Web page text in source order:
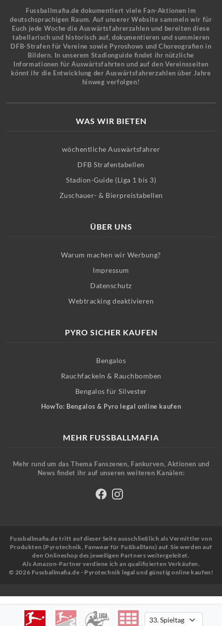
Fussballmafia.de dokumentiert viele Fan-Aktionen im
deutschsprachigen Raum. Auf unserer Website sammeln wir für
Euch jede Woche die Auswärtsfahrerzahlen und bereiten diese
tabellarisch und historisch auf, dokumentieren und summieren
DFB-Strafen für Vereine sowie Pyroshows und Choreografien in
Bildern. In unserem Stadionguide findet ihr nützliche
Informationen für Auswärtsfahrten und auf den Vereinsseiten
könnt ihr die Entwicklung der Auswärtsfahrerzahlen über Jahre
hinweg verfolgen!
WAS WIR BIETEN
wöchentliche Auswärtsfahrer
DFB Strafentabellen
Stadion-Guide (Liga 1 bis 3)
Zuschauer- & Bierpreistabellen
ÜBER UNS
Warum machen wir Werbung?
Impressum
Datenschutz
Webtracking deaktivieren
PYRO SICHER KAUFEN
Bengalos
Rauchfackeln & Rauchbomben
Bengalos für Silvester
HowTo: Bengalos & Pyro legal online kaufen
MEHR FUSSBALLMAFIA
Mehr rund um das Thema Fanszenen, Fankurven, Aktionen und
News findet ihr auf unseren weiteren Kanälen:
Fussballmafia.de tritt auf dieser Seite ausschließlich als Vermittler von
Produkten (Pyrotechnik, Fanwear für Fußballfans) auf. Sie werden auf
den Onlineshop des jeweiligen Partners weitergeleitet.
Als Amazon-Partner verdiene ich an qualifizierten Verkäufen.
© 2026 Fussballmafia.de - Pyrotechnik legal und günstig online kaufen!